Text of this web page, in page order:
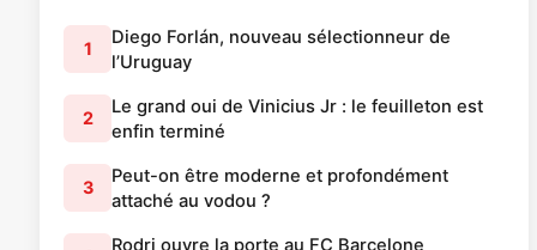
1
Diego Forlán, nouveau sélectionneur de
l’Uruguay
2
Le grand oui de Vinicius Jr : le feuilleton est
enfin terminé
3
Peut-on être moderne et profondément
attaché au vodou ?
Rodri ouvre la porte au FC Barcelone